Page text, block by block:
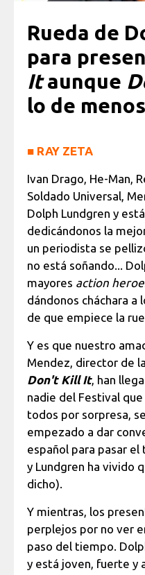
Rueda de
para
Itaunque
lo de menos
■ RAY ZETA
Ivan Drago, He-Man,
Soldado Universal,
Dolph Lundgren y
dedicándonos la
un periodista se
no está soñando...
mayores action
dándonos cháchara a
de que empiece la
Y es que nuestro
Mendez, director de
Don't Kill It, han
nadie del Festival
todos por sorpresa,
empezado a dar
español para pasar
y Lundgren ha vivido
dicho).
Y mientras, los
perplejos por no ver
paso del tiempo.
y está joven, fuerte y